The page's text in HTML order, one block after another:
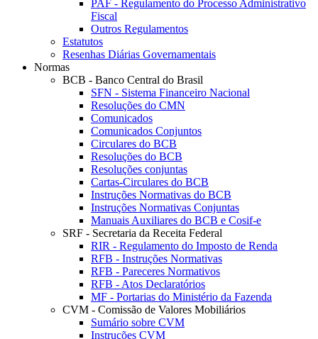
PAF - Regulamento do Processo Administrativo
Fiscal
Outros Regulamentos
Estatutos
Resenhas Diárias Governamentais
Normas
BCB - Banco Central do Brasil
SFN - Sistema Financeiro Nacional
Resoluções do CMN
Comunicados
Comunicados Conjuntos
Circulares do BCB
Resoluções do BCB
Resoluções conjuntas
Cartas-Circulares do BCB
Instruções Normativas do BCB
Instruções Normativas Conjuntas
Manuais Auxiliares do BCB e Cosif-e
SRF - Secretaria da Receita Federal
RIR - Regulamento do Imposto de Renda
RFB - Instruções Normativas
RFB - Pareceres Normativos
RFB - Atos Declaratórios
MF - Portarias do Ministério da Fazenda
CVM - Comissão de Valores Mobiliários
Sumário sobre CVM
Instruções CVM